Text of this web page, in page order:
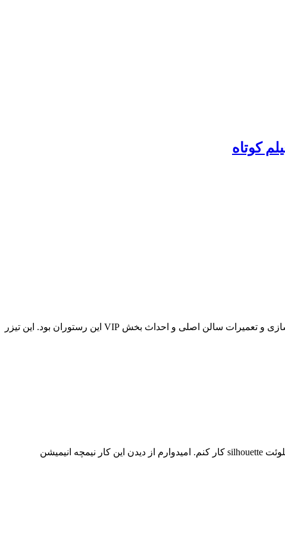
اواخر سال 96 و ابتداری سال 97 تولید تیزر رستوران شهرزاد اصفهان در استودیو دیجیتال موشن انجام شد که شامل نمایش مراحل بازسازی و تعمیرات سالن اصلی و احداث بخش VIP این رستوران بود. این تیزر
اوآخر سال 97 قرار شد یک کلیپ با موضوع “توکل بر خدا” در پرتال فرهنگی راسخون تولید کنم. که تصمیم گرفتم این کار را به سبک سیلوئت silhouette کار کنم. امیدوارم از دیدن این کار نیمچه انیمیشن